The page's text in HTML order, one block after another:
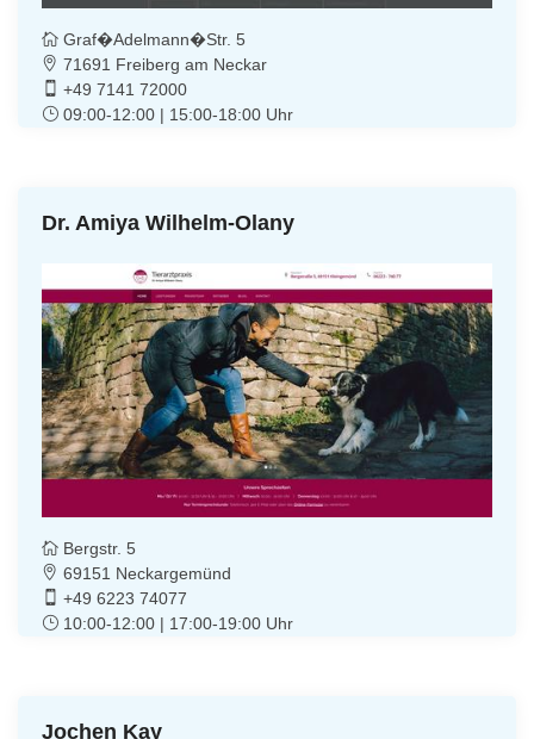
Graf�Adelmann�Str. 5
71691 Freiberg am Neckar
+49 7141 72000
09:00-12:00 | 15:00-18:00 Uhr
Dr. Amiya Wilhelm-Olany
Bergstr. 5
69151 Neckargemünd
+49 6223 74077
10:00-12:00 | 17:00-19:00 Uhr
Jochen Kay